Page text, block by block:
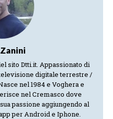
sito Dtti.it. Appassionato di
digitale terrestre /
nel 1984 e Voghera e
nel Cremasco dove
passione aggiungendo al
per Android e Iphone.